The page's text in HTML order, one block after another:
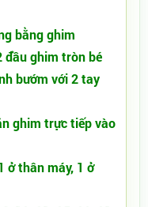
bằng ghim
đầu ghim tròn bé
bướm với 2 tay
ghim trực tiếp vào
ở thân máy, 1 ở